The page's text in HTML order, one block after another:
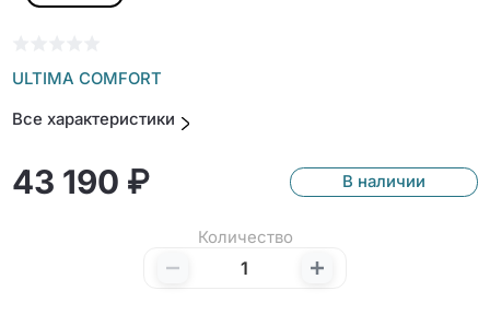
ULTIMA COMFORT
Все характеристики
43 190 ₽ В наличии
Количество